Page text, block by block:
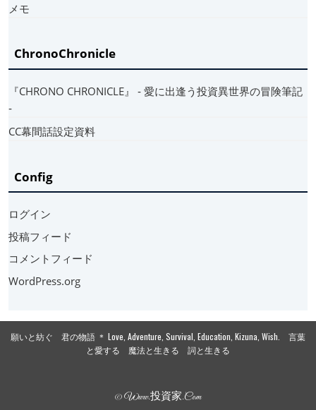
メモ
ChronoChronicle
『CHRONO CHRONICLE』 ‐ 愛に出逢う投資異世界の冒険筆記
‐
CC幕間話設定資料
Config
ログイン
投稿フィード
コメントフィード
WordPress.org
願いと紡ぐ 君の物語 ＊ Love, Adventure, Survival, Education, Kizuna, Wish. 言葉
と愛する 魔法と生きる 詞と生きる
© Www.投資家.com